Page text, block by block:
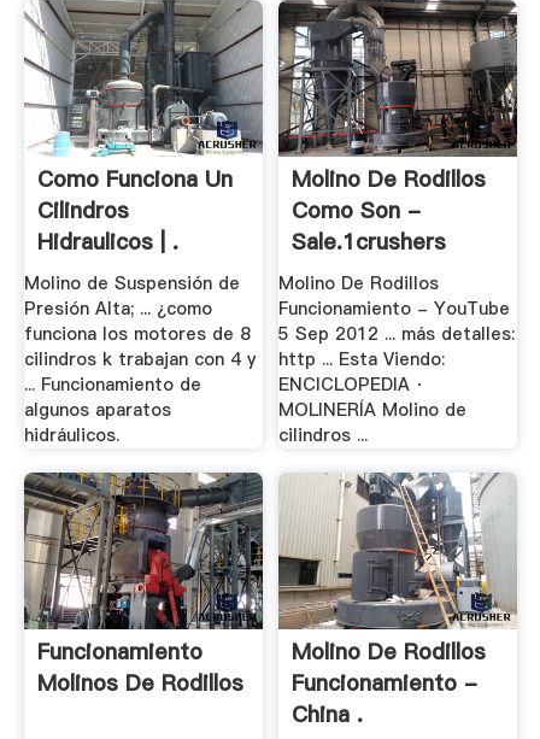
Como Funciona Un
Cilindros
Hidraulicos | .
Molino de Suspensión de
Presión Alta; ... ¿como
funciona los motores de 8
cilindros k trabajan con 4 y
... Funcionamiento de
algunos aparatos
hidráulicos.
Molino De Rodillos
Como Son -
Sale.1crushers
Molino De Rodillos
Funcionamiento - YouTube
5 Sep 2012 ... más detalles:
http ... Esta Viendo:
ENCICLOPEDIA ·
MOLINERÍA Molino de
cilindros ...
Funcionamiento
Molinos De Rodillos
Molino De Rodillos
Funcionamiento -
China .